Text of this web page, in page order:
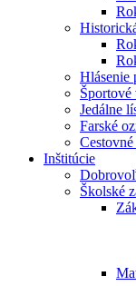
Hlásenie
Jedálne
Farské
Inštitúcie
Školské